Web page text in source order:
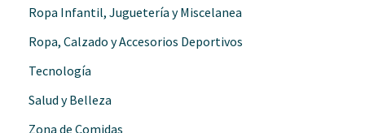
Ropa Infantil, Juguetería y Miscelanea
Ropa, Calzado y Accesorios Deportivos
Tecnología
Salud y Belleza
Zona de Comidas